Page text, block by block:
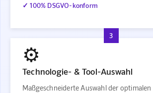
✓ 100% DSGVO-konform
3
⚙️
Technologie- & Tool-Auswahl
Maßgeschneiderte Auswahl der